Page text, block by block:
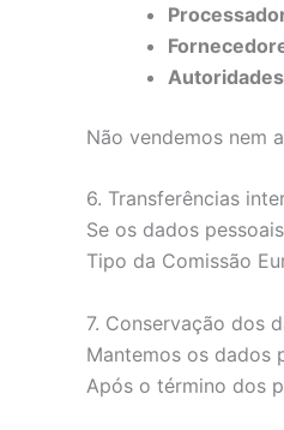
Não vendemos nem
6. Transferências
Se os dados
Tipo da Comissão
7. Conservação dos
Mantemos os dados
Após o término dos